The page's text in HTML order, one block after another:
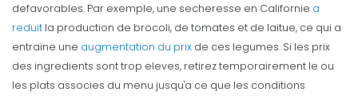
defavorables. Par exemple, une secheresse en Californie a
reduit la production de brocoli, de tomates et de laitue, ce qui a
entraine une augmentation du prix de ces legumes. Si les prix
des ingredients sont trop eleves, retirez temporairement le ou
les plats associes du menu jusqu'a ce que les conditions